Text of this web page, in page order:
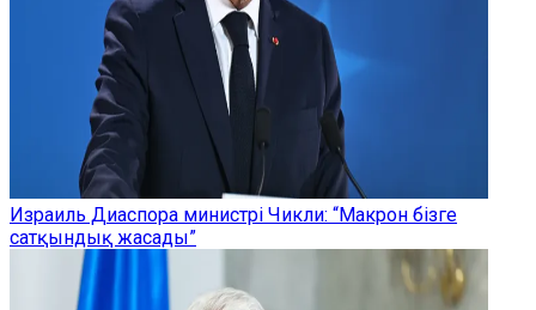
Израиль Диаспора министрі Чикли: “Макрон бізге
сатқындық жасады”